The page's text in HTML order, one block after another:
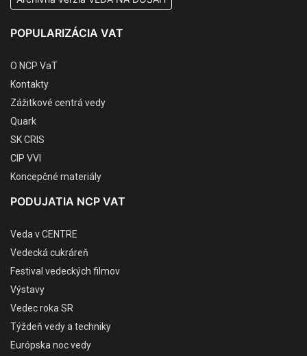
POPULARIZÁCIA VAT
O NCP VaT
Kontakty
Zážitkové centrá vedy
Quark
SK CRIS
CIP VVI
Koncepčné materiály
PODUJATIA NCP VAT
Veda v CENTRE
Vedecká cukráreň
Festival vedeckých filmov
Výstavy
Vedec roka SR
Týždeň vedy a techniky
Európska noc vedy